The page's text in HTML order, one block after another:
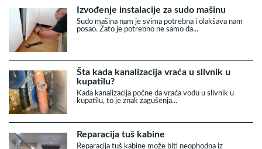
Izvođenje instalacije za sudo mašinu
Sudo mašina nam je svima potrebna i olakšava nam
posao. Zato je potrebno ne samo da...
Šta kada kanalizacija vraća u slivnik u
kupatilu?
Kada kanalizacija počne da vraća vodu u slivnik u
kupatilu, to je znak zagušenja...
Reparacija tuš kabine
Reparacija tuš kabine može biti neophodna iz